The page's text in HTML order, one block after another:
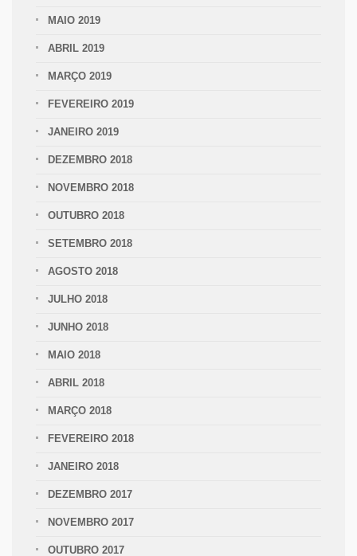
MAIO 2019
ABRIL 2019
MARÇO 2019
FEVEREIRO 2019
JANEIRO 2019
DEZEMBRO 2018
NOVEMBRO 2018
OUTUBRO 2018
SETEMBRO 2018
AGOSTO 2018
JULHO 2018
JUNHO 2018
MAIO 2018
ABRIL 2018
MARÇO 2018
FEVEREIRO 2018
JANEIRO 2018
DEZEMBRO 2017
NOVEMBRO 2017
OUTUBRO 2017